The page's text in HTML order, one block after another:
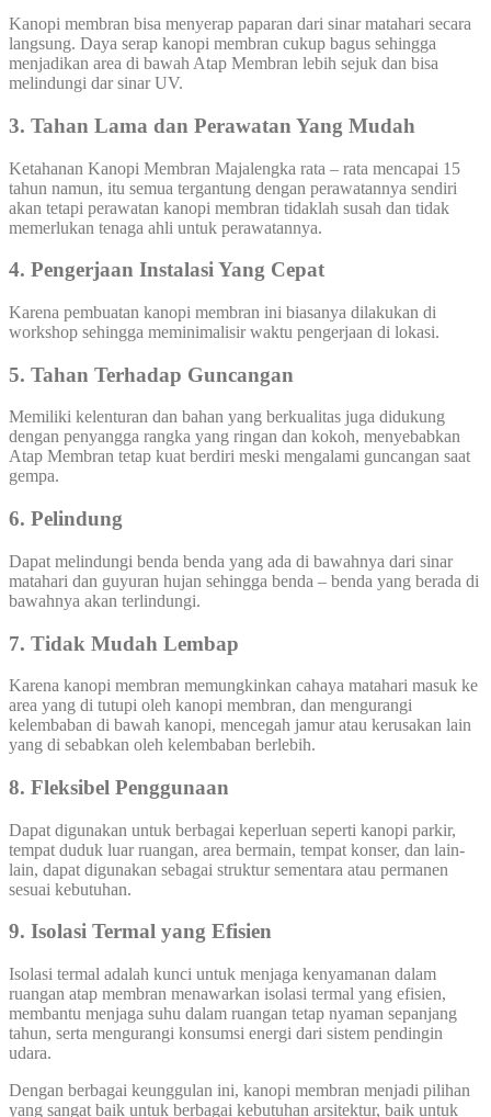
Kanopi membran bisa menyerap paparan dari sinar matahari secara
langsung. Daya serap kanopi membran cukup bagus sehingga
menjadikan area di bawah Atap Membran lebih sejuk dan bisa
melindungi dar sinar UV.
3. Tahan Lama dan Perawatan Yang Mudah
Ketahanan Kanopi Membran Majalengka rata – rata mencapai 15
tahun namun, itu semua tergantung dengan perawatannya sendiri
akan tetapi perawatan kanopi membran tidaklah susah dan tidak
memerlukan tenaga ahli untuk perawatannya.
4. Pengerjaan Instalasi Yang Cepat
Karena pembuatan kanopi membran ini biasanya dilakukan di
workshop sehingga meminimalisir waktu pengerjaan di lokasi.
5. Tahan Terhadap Guncangan
Memiliki kelenturan dan bahan yang berkualitas juga didukung
dengan penyangga rangka yang ringan dan kokoh, menyebabkan
Atap Membran tetap kuat berdiri meski mengalami guncangan saat
gempa.
6. Pelindung
Dapat melindungi benda benda yang ada di bawahnya dari sinar
matahari dan guyuran hujan sehingga benda – benda yang berada di
bawahnya akan terlindungi.
7. Tidak Mudah Lembap
Karena kanopi membran memungkinkan cahaya matahari masuk ke
area yang di tutupi oleh kanopi membran, dan mengurangi
kelembaban di bawah kanopi, mencegah jamur atau kerusakan lain
yang di sebabkan oleh kelembaban berlebih.
8. Fleksibel Penggunaan
Dapat digunakan untuk berbagai keperluan seperti kanopi parkir,
tempat duduk luar ruangan, area bermain, tempat konser, dan lain-
lain, dapat digunakan sebagai struktur sementara atau permanen
sesuai kebutuhan.
9. Isolasi Termal yang Efisien
Isolasi termal adalah kunci untuk menjaga kenyamanan dalam
ruangan atap membran menawarkan isolasi termal yang efisien,
membantu menjaga suhu dalam ruangan tetap nyaman sepanjang
tahun, serta mengurangi konsumsi energi dari sistem pendingin
udara.
Dengan berbagai keunggulan ini, kanopi membran menjadi pilihan
yang sangat baik untuk berbagai kebutuhan arsitektur, baik untuk